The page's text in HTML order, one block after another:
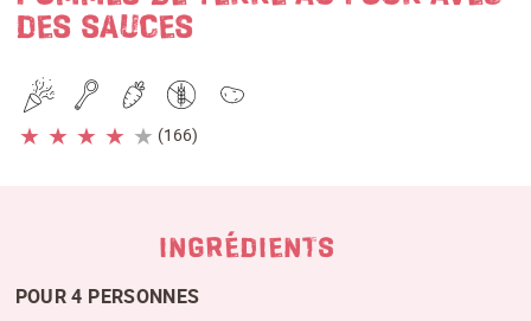
DES SAUCES
★ ★ ★ ★ ★ (166)
INGRÉDIENTS
POUR 4 PERSONNES